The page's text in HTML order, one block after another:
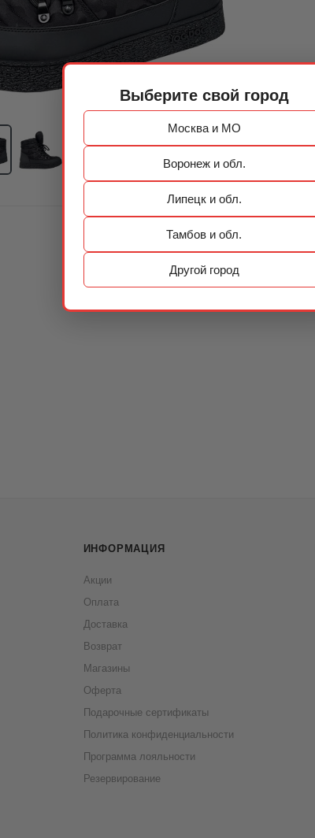
Выберите свой город
Москва и МО
Воронеж и обл.
Липецк и обл.
Тамбов и обл.
Другой город
ИНФОРМАЦИЯ
Акции
Оплата
Доставка
Возврат
Магазины
Оферта
Подарочные сертификаты
Политика конфиденциальности
Программа лояльности
Резервирование